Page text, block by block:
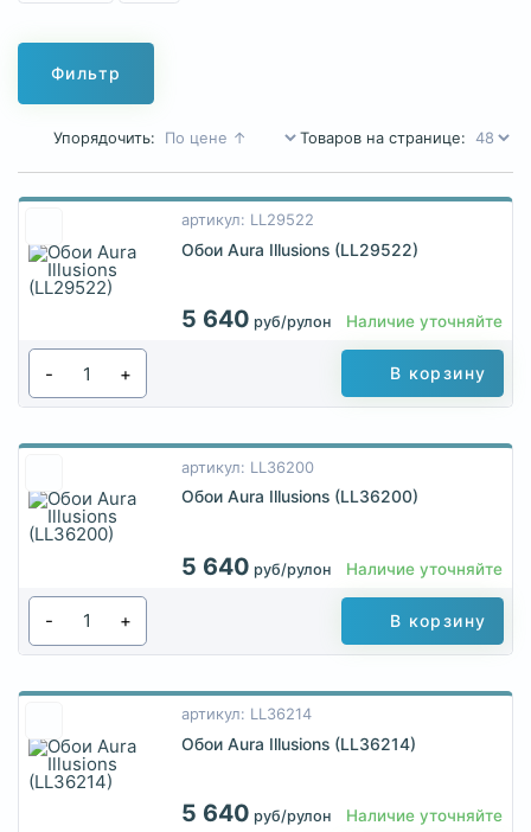
Фильтр
Упорядочить: Товаров на странице:
артикул: LL29522
Обои Aura Illusions (LL29522)
5 640 руб/рулон Наличие уточняйте
- + В корзину
артикул: LL36200
Обои Aura Illusions (LL36200)
5 640 руб/рулон Наличие уточняйте
- + В корзину
артикул: LL36214
Обои Aura Illusions (LL36214)
5 640 руб/рулон Наличие уточняйте